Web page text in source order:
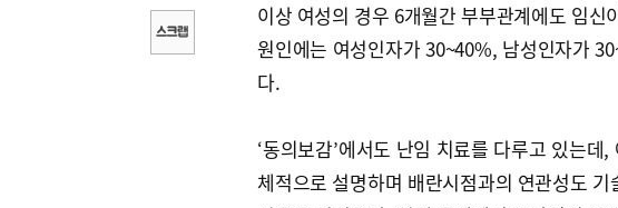
이상 여성의 경우 6개월간 부부관계에도 임
원인에는 여성인자가 30~40%, 남성인자가
다.
‘동의보감’에서도 난임 치료를 다루고 있는
체적으로 설명하며 배란시점과의 연관성도